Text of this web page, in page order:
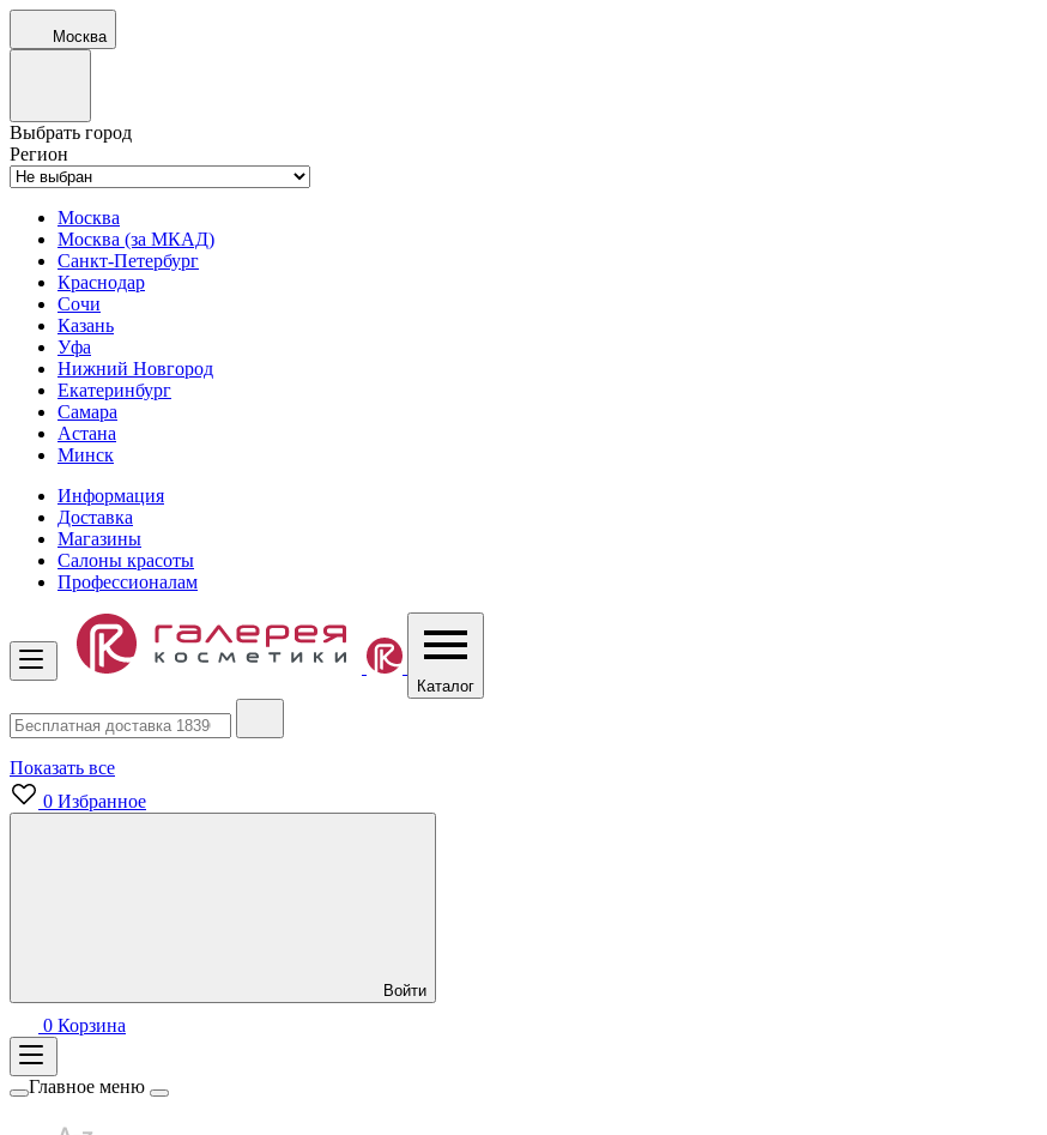
Москва
Выбрать город
Регион
Москва
Москва (за МКАД)
Санкт-Петербург
Краснодар
Сочи
Казань
Уфа
Нижний Новгород
Екатеринбург
Самара
Астана
Минск
Информация
Доставка
Магазины
Салоны красоты
Профессионалам
Каталог
Показать все
0 Избранное
Войти
0 Корзина
Главное меню